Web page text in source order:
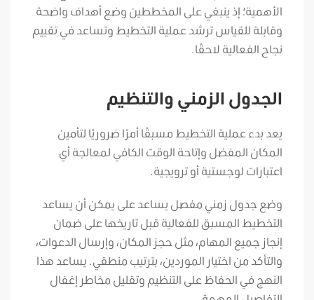
الأهمية؛ إذ ينبغي على المخططين وضع أهداف واضحة
وقابلة للقياس ترشد عملية التخطيط وتساعد في تقييم
نجاح الفعالية لاحقًا.
الجدول الزمني والتنظيم
يعد بدء عملية التخطيط مسبقًا أمرًا ضروريًا لتأمين
المكان المفضل وإتاحة الوقت الكافي لمعالجة أي
اعتبارات لوجستية أو ترويجية.
وضع جدول زمني مفصل يساعد على يمكن أن يساعد
التخطيط المسبق للفعالية قبل تاريخها على ضمان
إنجاز جميع المهام، مثل حجز المكان، وإرسال الدعوات،
والتأكد من اختيار الموردين، بترتيب منطقي. يساعد هذا
النهج في الحفاظ على التنظيم وتقليل مخاطر إغفال